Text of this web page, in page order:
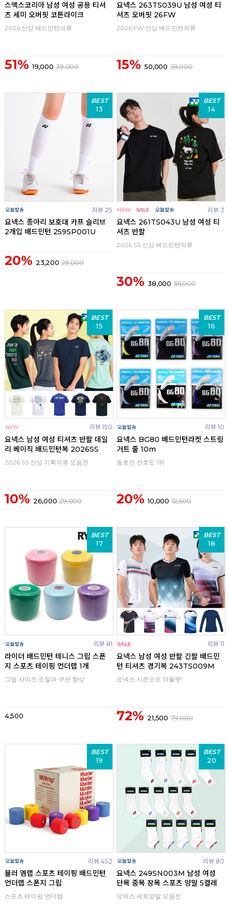
스맥스코리아 남성 여성 공용 티셔
츠 세미 오버핏 코튼라이크
2026 신상 배드민턴의류
51% 19,000 39,000
요넥스 263TS039U 남성 여성 티
셔츠 오버핏 26FW
2026 FW 신상 배드민턴의류
15% 50,000 59,000
BEST
13
리뷰 25
요넥스 종아리 보호대 카프 슬리브
2개입 배드민턴 259SP001U
20% 23,200 29,000
BEST
14
리뷰 3
요넥스 261TS043U 남성 여성 티
셔츠 반팔
2026 SS 신상 배드민턴의류
30% 38,000 55,000
BEST
15
리뷰 150
요넥스 남성 여성 티셔츠 반팔 데일
리 베이직 배드민턴복 2026SS
2026 SS 신상 기획의류 모음전
10% 26,000 29,000
BEST
16
리뷰 10
요넥스 BG80 배드민턴라켓 스트링
거트 줄 10m
동호인 선호도 1위
20% 10,000 12,500
BEST
17
리뷰 81
라이더 배드민턴 테니스 그립 스폰
지 스포츠 테이핑 언더랩 1개
그립 사이즈 조절과 쿠션 향상
4,500
BEST
18
리뷰 11
요넥스 남성 여성 반팔 긴팔 배드민
턴 티셔츠 경기복 243TS009M
요넥스 시즌오프 아울렛!
72% 21,500 79,000
BEST
19
리뷰 452
뮬러 엠랩 스포츠 테이핑 배드민턴
언더랩 스폰지 그립
스포츠 테이핑 언더랩
BEST
20
리뷰 80
요넥스 249SN003M 남성 여성
단목 중목 장목 스포츠 양말 5켤레
요넥스 세트양말 모음전